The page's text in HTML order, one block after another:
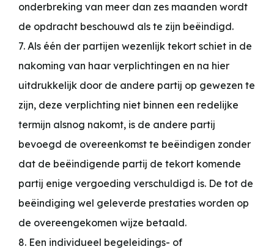
onderbreking van meer dan zes maanden wordt
de opdracht beschouwd als te zijn beëindigd.
7. Als één der partijen wezenlijk tekort schiet in de
nakoming van haar verplichtingen en na hier
uitdrukkelijk door de andere partij op gewezen te
zijn, deze verplichting niet binnen een redelijke
termijn alsnog nakomt, is de andere partij
bevoegd de overeenkomst te beëindigen zonder
dat de beëindigende partij de tekort komende
partij enige vergoeding verschuldigd is. De tot de
beëindiging wel geleverde prestaties worden op
de overeengekomen wijze betaald.
8. Een individueel begeleidings- of